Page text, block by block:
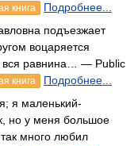
книга
Подробнее...
подъезжает
воцаряется
вся равнина… — Public
книга
Подробнее...
я маленький-
но у меня большое
много любил